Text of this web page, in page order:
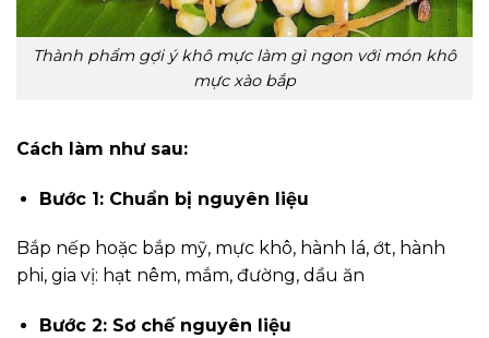
Thành phẩm gợi ý khô mực làm gì ngon với món khô
mực xào bắp
Cách làm như sau:
Bước 1: Chuẩn bị nguyên liệu
Bắp nếp hoặc bắp mỹ, mực khô, hành lá, ớt, hành
phi, gia vị: hạt nêm, mắm, đường, dầu ăn
Bước 2: Sơ chế nguyên liệu